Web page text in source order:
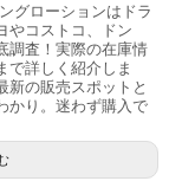
グローションはドラ
やコストコ、ドン
調査！実際の在庫情
で詳しく紹介しま
新の販売スポットと
かり。迷わず購入で